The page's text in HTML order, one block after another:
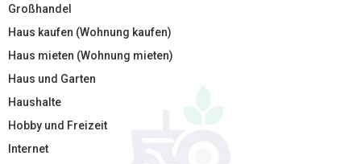
Großhandel
Haus kaufen (Wohnung kaufen)
Haus mieten (Wohnung mieten)
Haus und Garten
Haushalte
Hobby und Freizeit
Internet